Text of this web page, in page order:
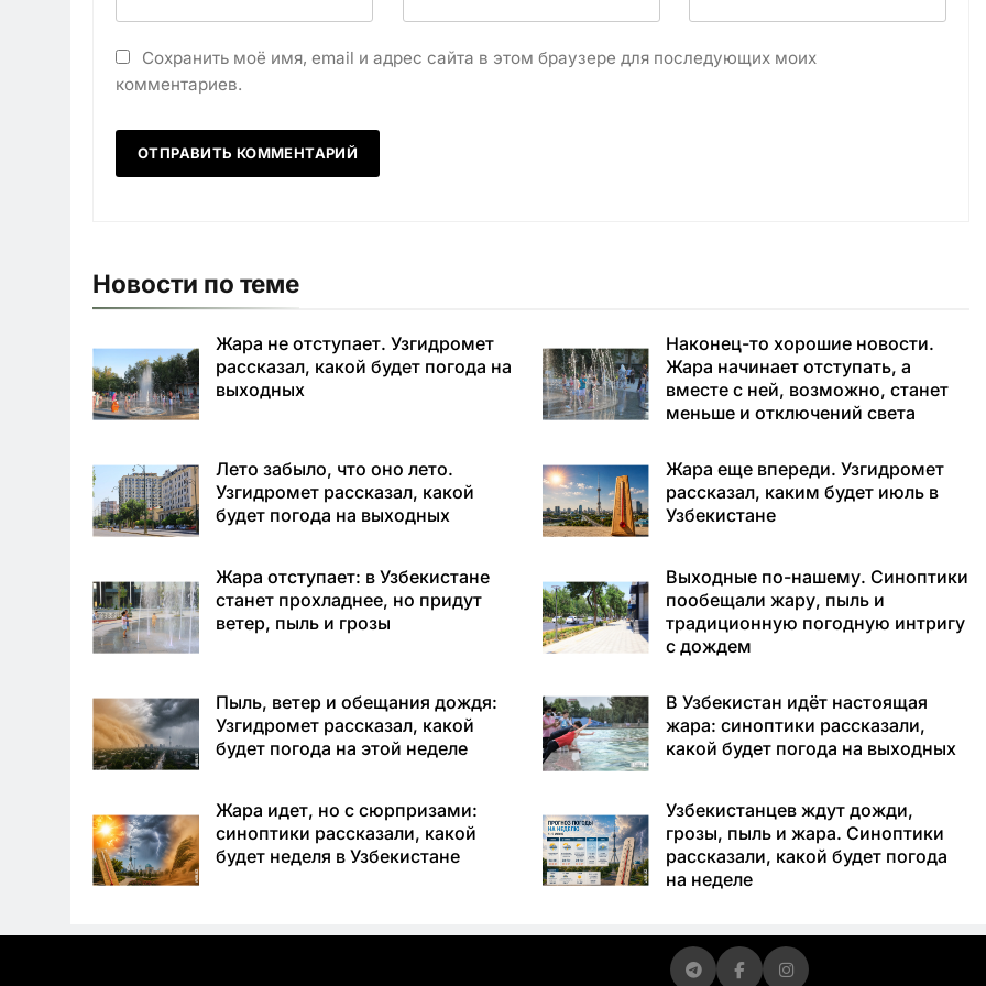
Сохранить моё имя, email и адрес сайта в этом браузере для последующих моих
комментариев.
Новости по теме
Жара не отступает. Узгидромет
рассказал, какой будет погода на
выходных
Наконец-то хорошие новости.
Жара начинает отступать, а
вместе с ней, возможно, станет
меньше и отключений света
Лето забыло, что оно лето.
Узгидромет рассказал, какой
будет погода на выходных
Жара еще впереди. Узгидромет
рассказал, каким будет июль в
Узбекистане
Жара отступает: в Узбекистане
станет прохладнее, но придут
ветер, пыль и грозы
Выходные по-нашему. Синоптики
пообещали жару, пыль и
традиционную погодную интригу
с дождем
Пыль, ветер и обещания дождя:
Узгидромет рассказал, какой
будет погода на этой неделе
В Узбекистан идёт настоящая
жара: синоптики рассказали,
какой будет погода на выходных
Жара идет, но с сюрпризами:
синоптики рассказали, какой
будет неделя в Узбекистане
Узбекистанцев ждут дожди,
грозы, пыль и жара. Синоптики
рассказали, какой будет погода
на неделе